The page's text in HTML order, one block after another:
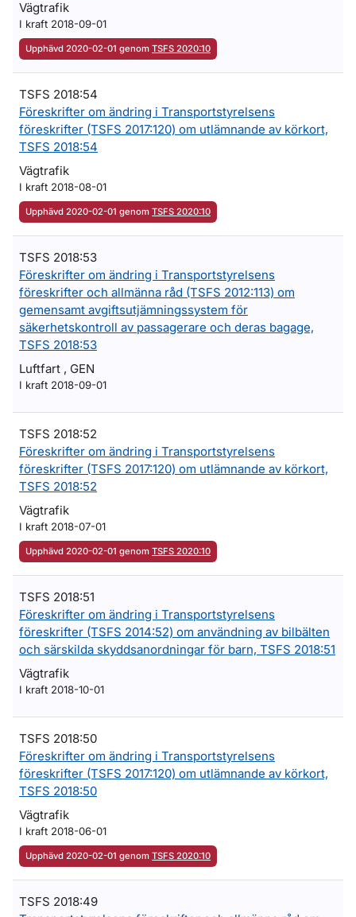
Vägtrafik
I kraft 2018-09-01
Upphävd 2020-02-01 genom TSFS 2020:10
TSFS 2018:54
Föreskrifter om ändring i Transportstyrelsens
föreskrifter (TSFS 2017:120) om utlämnande av körkort,
TSFS 2018:54
Vägtrafik
I kraft 2018-08-01
Upphävd 2020-02-01 genom TSFS 2020:10
TSFS 2018:53
Föreskrifter om ändring i Transportstyrelsens
föreskrifter och allmänna råd (TSFS 2012:113) om
gemensamt avgiftsutjämningssystem för
säkerhetskontroll av passagerare och deras bagage,
TSFS 2018:53
Luftfart , GEN
I kraft 2018-09-01
TSFS 2018:52
Föreskrifter om ändring i Transportstyrelsens
föreskrifter (TSFS 2017:120) om utlämnande av körkort,
TSFS 2018:52
Vägtrafik
I kraft 2018-07-01
Upphävd 2020-02-01 genom TSFS 2020:10
TSFS 2018:51
Föreskrifter om ändring i Transportstyrelsens
föreskrifter (TSFS 2014:52) om användning av bilbälten
och särskilda skyddsanordningar för barn, TSFS 2018:51
Vägtrafik
I kraft 2018-10-01
TSFS 2018:50
Föreskrifter om ändring i Transportstyrelsens
föreskrifter (TSFS 2017:120) om utlämnande av körkort,
TSFS 2018:50
Vägtrafik
I kraft 2018-06-01
Upphävd 2020-02-01 genom TSFS 2020:10
TSFS 2018:49